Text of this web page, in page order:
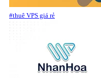
#thuê VPS giá rẻ